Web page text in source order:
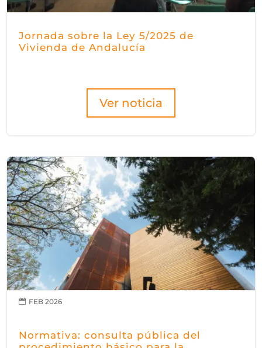
Jornada sobre la Ley 5/2025 de
Vivienda de Andalucía
Ver noticia
Normativa: consulta pública del
 FEB 2026